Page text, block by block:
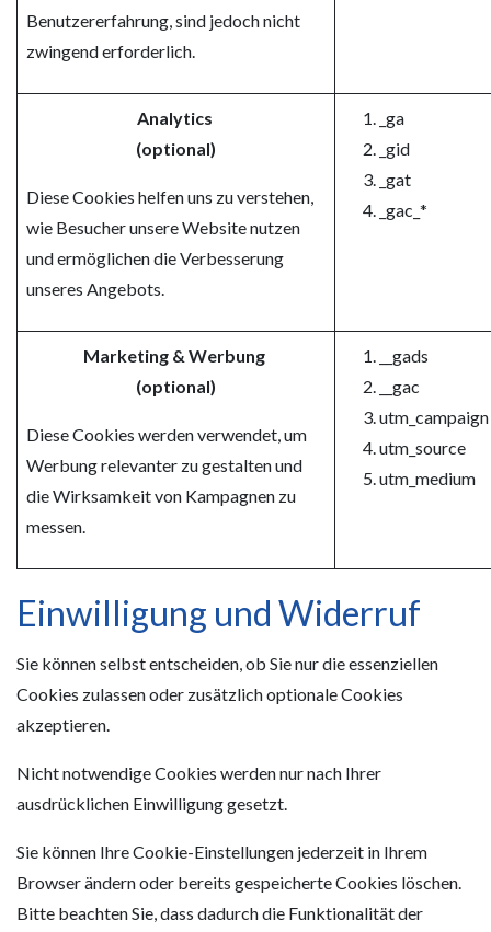
Benutzererfahrung, sind jedoch nicht
zwingend erforderlich.
Analytics
(optional)
Diese Cookies helfen uns zu verstehen,
wie Besucher unsere Website nutzen
und ermöglichen die Verbesserung
unseres Angebots.
_ga
_gid
_gat
_gac_*
Marketing & Werbung
(optional)
Diese Cookies werden verwendet, um
Werbung relevanter zu gestalten und
die Wirksamkeit von Kampagnen zu
messen.
__gads
__gac
utm_campaign
utm_source
utm_medium
Einwilligung und Widerruf
Sie können selbst entscheiden, ob Sie nur die essenziellen
Cookies zulassen oder zusätzlich optionale Cookies
akzeptieren.
Nicht notwendige Cookies werden nur nach Ihrer
ausdrücklichen Einwilligung gesetzt.
Sie können Ihre Cookie-Einstellungen jederzeit in Ihrem
Browser ändern oder bereits gespeicherte Cookies löschen.
Bitte beachten Sie, dass dadurch die Funktionalität der